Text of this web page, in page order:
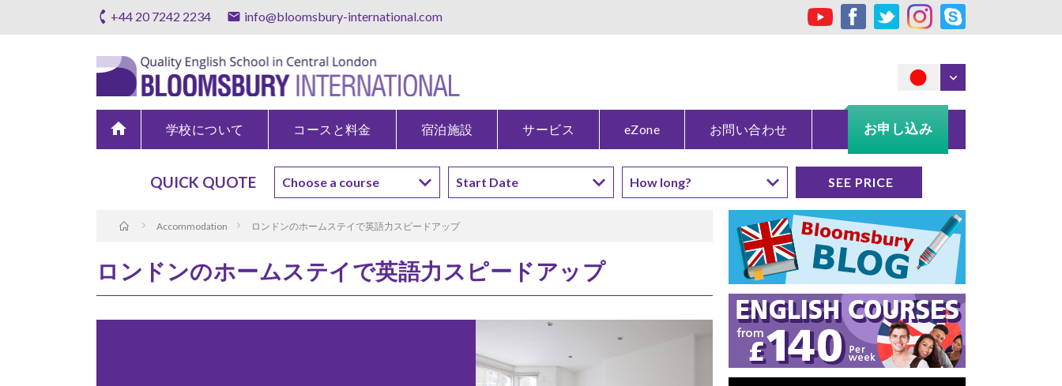
+44 20 7242 2234 info@bloomsbury-international.com
home 学校について コースと料金 宿泊施設 サービス eZone お問い合わせ お申し込み
QUICK QUOTE
Accommodation ロンドンのホームステイで英語力スピードアップ
ロンドンのホームステイで英語力スピードアップ